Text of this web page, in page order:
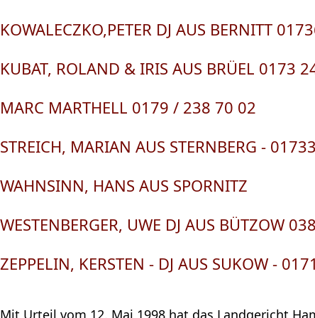
KOWALECZKO,PETER DJ AUS BERNITT
KUBAT, ROLAND & IRIS AUS BRÜEL 0173
MARC MARTHELL 0179 / 238 70 02
STREICH, MARIAN AUS STERNBERG -
WAHNSINN, HANS AUS SPORNITZ
WESTENBERGER, UWE DJ AUS BÜTZOW
ZEPPELIN, KERSTEN - DJ AUS SUKOW -
Mit Urteil vom 12. Mai 1998 hat das Landgericht